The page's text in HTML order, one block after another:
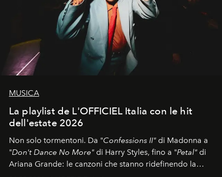
MUSICA
La playlist de L'OFFICIEL Italia con le hit
dell'estate 2026
Non solo tormentoni. Da "Confessions II" di Madonna a
"Don't Dance No More" di Harry Styles, fino a "Petal" di
Ariana Grande: le canzoni che stanno ridefinendo la